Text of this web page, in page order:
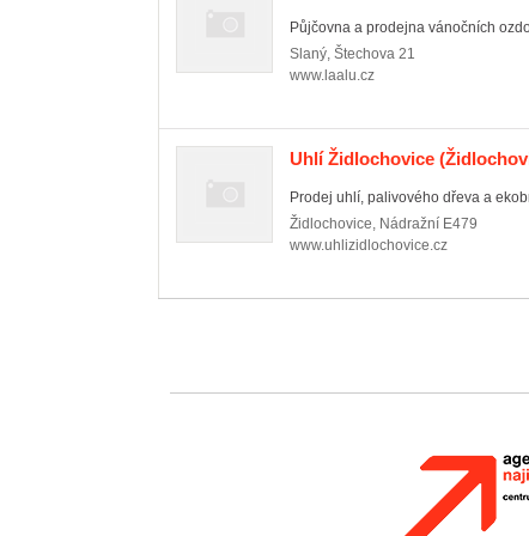
Půjčovna a prodejna vánočních
Slaný, Štechova 21
www.laalu.cz
Uhlí Židlochovice
Prodej uhlí, palivového dřeva a
Židlochovice, Nádražní E479
www.uhlizidlochovice.cz